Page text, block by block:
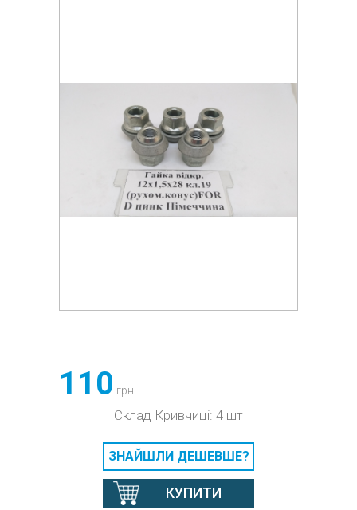
110 грн
Склад Кривчиці: 4 шт
ЗНАЙШЛИ ДЕШЕВШЕ?
КУПИТИ